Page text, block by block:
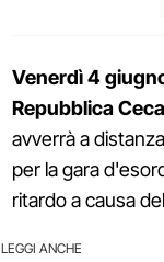
Venerdì 4
Repubblica
avverrà a
per la gara
ritardo a causa
LEGGI ANCHE